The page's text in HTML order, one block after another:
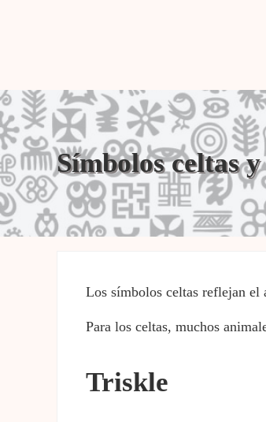
Símbolos celtas
Los símbolos celtas reflejan el
Para los celtas, muchos
Triskle